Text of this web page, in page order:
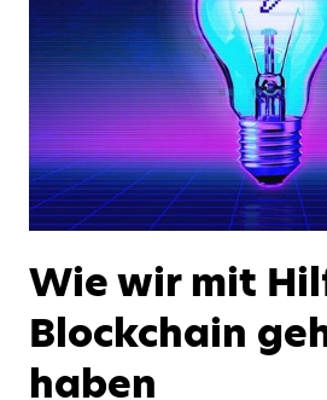
Wie wir mit
Blockchain
haben